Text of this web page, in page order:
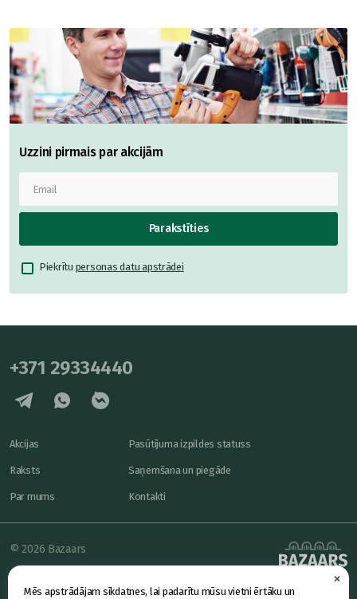
×
Mēs apstrādājam sīkdatnes, lai padarītu mūsu vietni ērtāku un
Uzzini pirmais par akcijām
Parakstīties
Piekrītu personas datu apstrādei
+371 29334440
Akcijas
Raksts
Par mums
Pasūtījuma izpildes statuss
Saņemšana un piegāde
Kontakti
powered by
© 2026 Bazaars
Konfidencialitāte